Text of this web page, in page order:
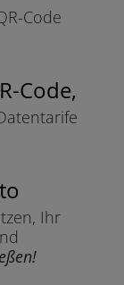
Code
Code,
Ihr